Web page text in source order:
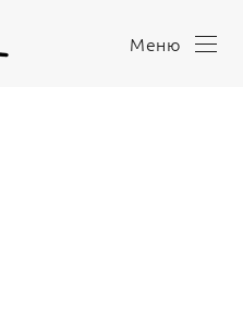
Меню